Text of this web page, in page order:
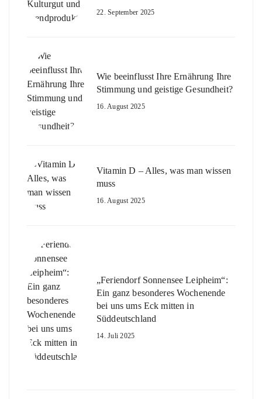
22. September 2025
Wie beeinflusst Ihre Ernährung Ihre
Stimmung und geistige Gesundheit?
16. August 2025
Vitamin D – Alles, was man wissen
muss
16. August 2025
„Feriendorf Sonnensee Leipheim“:
Ein ganz besonderes Wochenende
bei uns ums Eck mitten in
Süddeutschland
14. Juli 2025